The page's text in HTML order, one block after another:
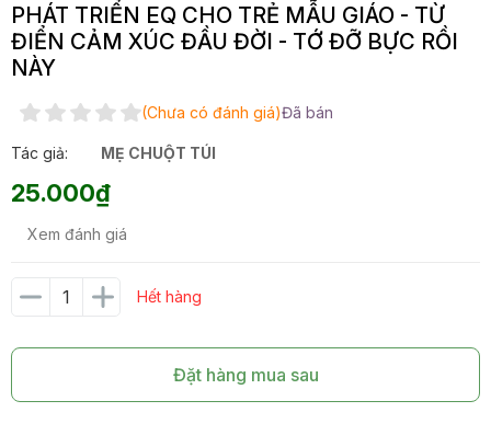
PHÁT TRIỂN EQ CHO TRẺ MẪU GIÁO - TỪ
ĐIỂN CẢM XÚC ĐẦU ĐỜI - TỚ ĐỠ BỰC RỒI
NÀY
(Chưa có đánh giá)Đã bán
Tác giả: MẸ CHUỘT TÚI
25.000₫
Xem đánh giá
Hết hàng
Đặt hàng mua sau